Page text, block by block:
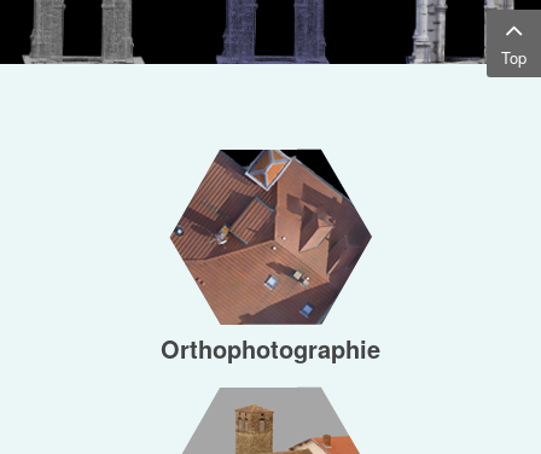
Orthophotographie
Top